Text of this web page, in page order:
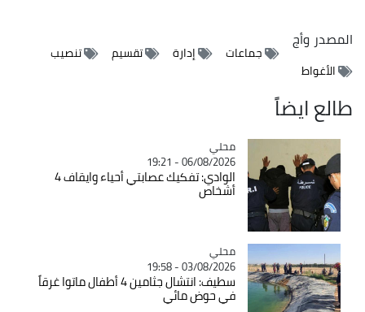
المصدروأج
جماعات إدارة تقسيم
تنصيب
الأغواط
طالع ايضاً
Catégorie
محلي
06/08/2026 - 19:21
الوادي: تفكيك عصابتي أحياء وايقاف 4
أشخاص
Catégorie
محلي
03/08/2026 - 19:58
سطيف: انتشال جثامين 4 أطفال ماتوا غرقاً
في حوض مائي